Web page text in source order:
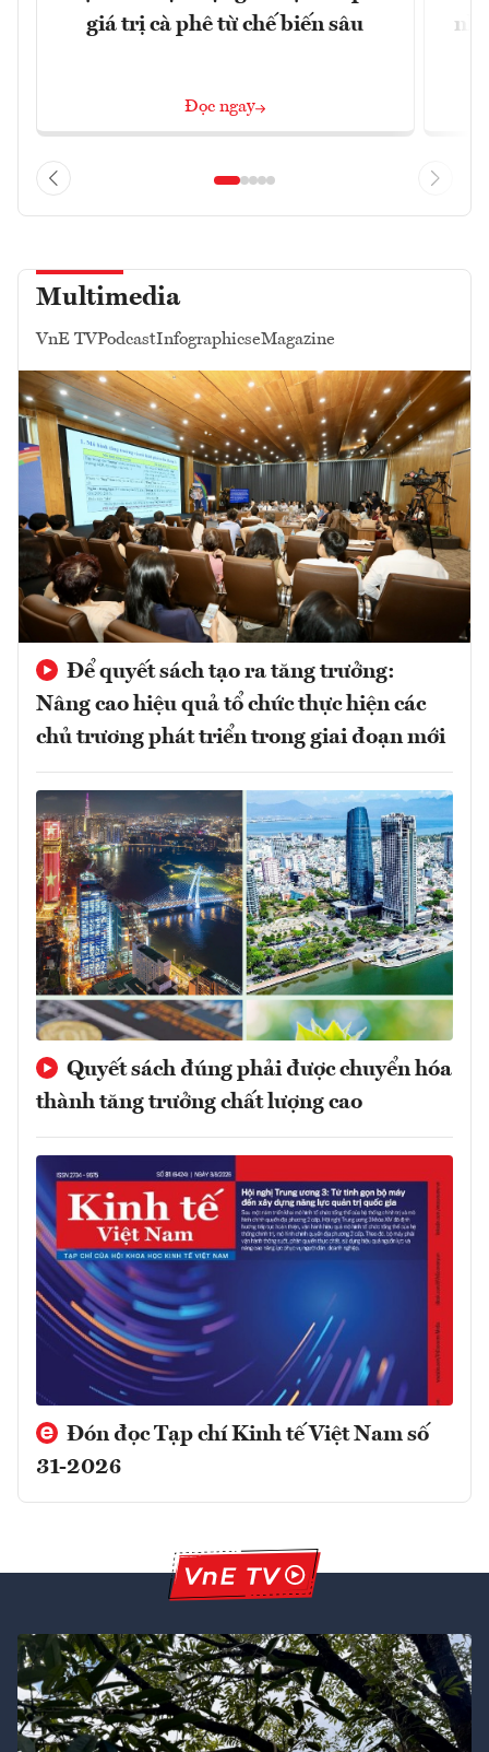
giá trị cà phê từ chế biến sâu
Đọc ngay
Multimedia
VnE TVPodcastInfographicseMagazine
Để quyết sách tạo ra tăng trưởng:
Nâng cao hiệu quả tổ chức thực hiện các
chủ trương phát triển trong giai đoạn mới
Quyết sách đúng phải được chuyển hóa
thành tăng trưởng chất lượng cao
Đón đọc Tạp chí Kinh tế Việt Nam số
31-2026